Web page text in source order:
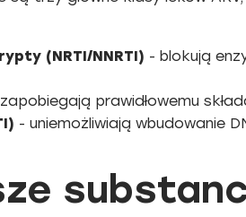
(NRTI/NNRTI) - blokują
prawidłowemu
- uniemożliwiają wbudowanie